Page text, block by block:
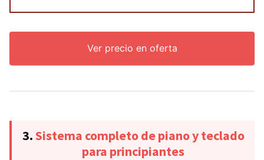
Ver precio en oferta
3.Sistema completo de piano y teclado
para principiantes